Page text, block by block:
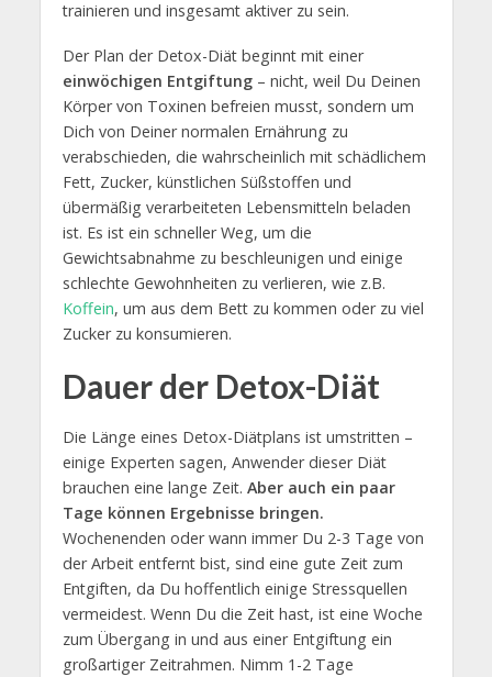
trainieren und insgesamt aktiver zu sein.
Der Plan der Detox-Diät beginnt mit einer
einwöchigen Entgiftung– nicht, weil Du Deinen
Körper von Toxinen befreien musst, sondern um
Dich von Deiner normalen Ernährung zu
verabschieden, die wahrscheinlich mit schädlichem
Fett, Zucker, künstlichen Süßstoffen und
übermäßig verarbeiteten Lebensmitteln beladen
ist. Es ist ein schneller Weg, um die
Gewichtsabnahme zu beschleunigen und einige
schlechte Gewohnheiten zu verlieren, wie z.B.
Koffein, um aus dem Bett zu kommen oder zu viel
Zucker zu konsumieren.
Dauer der Detox-Diät
Die Länge eines Detox-Diätplans ist umstritten –
einige Experten sagen, Anwender dieser Diät
brauchen eine lange Zeit. Aber auch ein paar
Tage können Ergebnisse bringen.
Wochenenden oder wann immer Du 2-3 Tage von
der Arbeit entfernt bist, sind eine gute Zeit zum
Entgiften, da Du hoffentlich einige Stressquellen
vermeidest. Wenn Du die Zeit hast, ist eine Woche
zum Übergang in und aus einer Entgiftung ein
großartiger Zeitrahmen. Nimm 1-2 Tage